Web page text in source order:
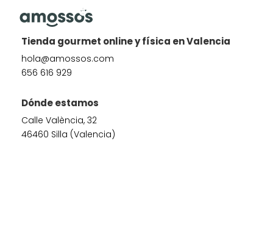
Tienda gourmet online y física en Valencia
hola@amossos.com
656 616 929
Dónde estamos
Calle València, 32
46460 Silla (Valencia)